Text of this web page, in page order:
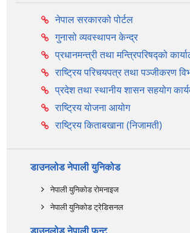
नेपाल सरकारको पोर्टल
गुनासो व्यवस्थापन केन्द्र
प्रधानमन्त्री तथा मन्त्रिपरिषद्को
राष्ट्रिय परिचयपत्र तथा पञ्‍जीकरण
प्रदेश तथा स्थानीय शासन सहयोग
राष्ट्रिय योजना आयोग
राष्ट्रिय किताबखाना (निजामती)
डाउनलोड नेपाली युनिकोड
नेपाली युनिकोड रोमनाइज
नेपाली युनिकोड ट्रेडिसनल